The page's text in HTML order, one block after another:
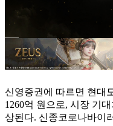
신영증권에 따르면 현대
1260억 원으로, 시장 기
상된다. 신종코로나바이